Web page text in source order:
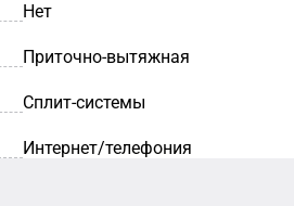
Нет
Приточно-вытяжная
Сплит-системы
Интернет/телефония